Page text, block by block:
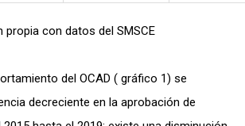
propia con datos del SMSCE
del OCAD ( gráfico 1) se
decreciente en la aprobación de